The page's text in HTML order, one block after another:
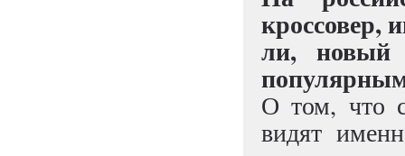
ли, новый
О том, что
видят